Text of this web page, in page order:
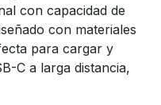
con capacidad de
con materiales
para cargar y
C a larga distancia,